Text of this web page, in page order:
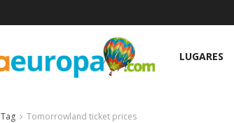
LUGARES
Tag Tomorrowland ticket prices